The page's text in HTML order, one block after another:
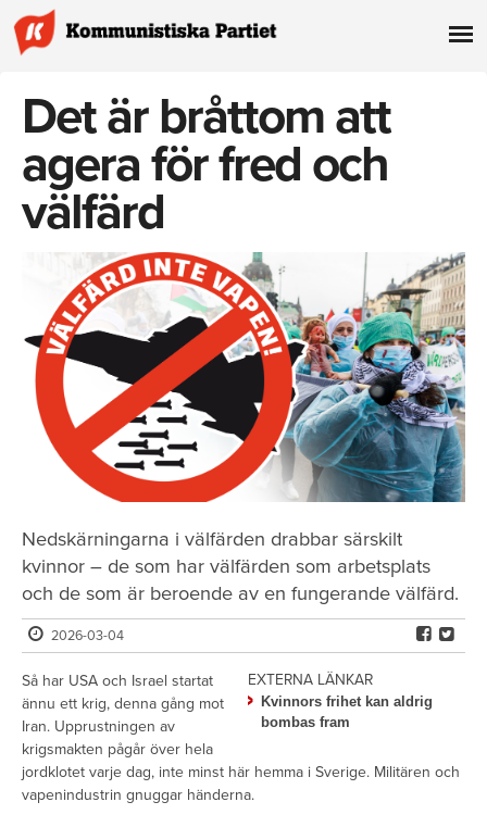
Det är bråttom att
agera för fred och
välfärd
Nedskärningarna i välfärden drabbar särskilt
kvinnor – de som har välfärden som arbetsplats
och de som är beroende av en fungerande välfärd.
2026-03-04
EXTERNA LÄNKAR
Kvinnors frihet kan aldrig
bombas fram
Så har USA och Israel startat
ännu ett krig, denna gång mot
Iran. Upprustningen av
krigsmakten pågår över hela
jordklotet varje dag, inte minst här hemma i Sverige. Militären och
vapenindustrin gnuggar händerna.